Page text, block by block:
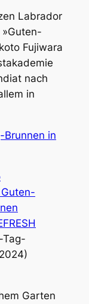
Labrador
Fujiwara
nach
in
Tag-
Garten